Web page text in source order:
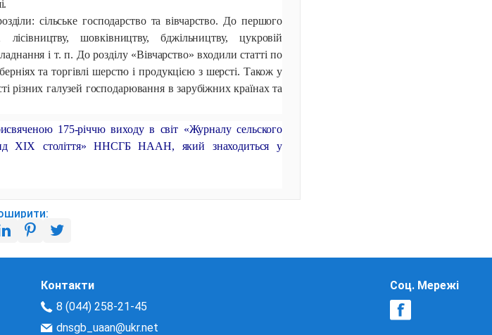
сільське господарство та вівчарство. До першого
шовківництву, бджільництву, цукровій
і т. п. До розділу «Вівчарство» входили статті по
та торгівлі шерстю і продукцією з шерсті. Також у
різних галузей господарювання в зарубіжних країнах та
175-річчю виходу в світ «Журналу сельского
ХІХ століття» ННСГБ НААН, який знаходиться у
Контакти
8 (044) 258-21-45
dnsgb_uaan@ukr.net
Соц. Мережі